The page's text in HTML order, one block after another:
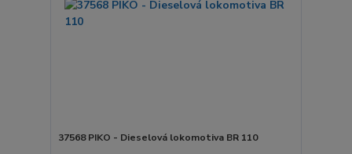
37568 PIKO - Dieselová lokomotiva BR 110